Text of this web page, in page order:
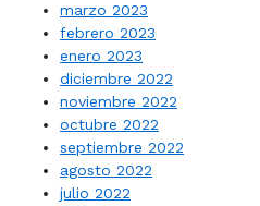
marzo 2023
febrero 2023
enero 2023
diciembre 2022
noviembre 2022
octubre 2022
septiembre 2022
agosto 2022
julio 2022